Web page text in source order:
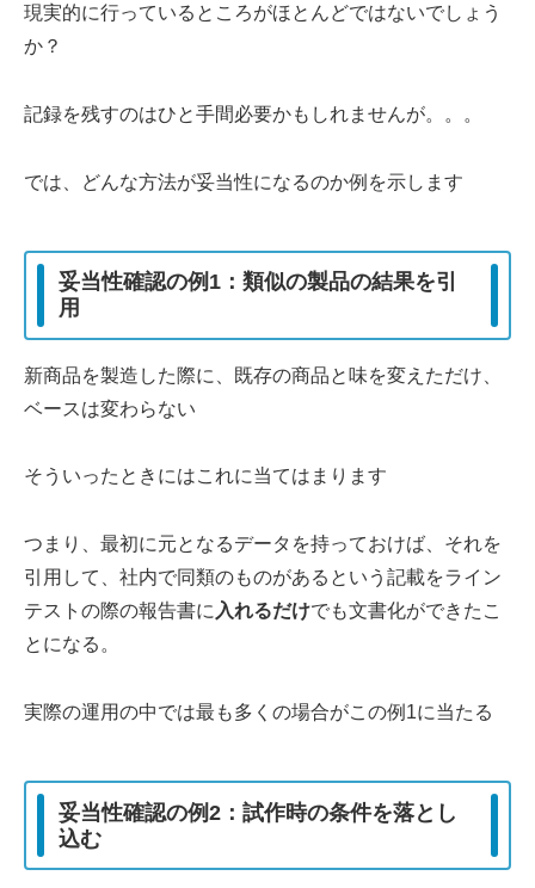
現実的に行っているところがほとんどではないでしょう
か？
記録を残すのはひと手間必要かもしれませんが。。。
では、どんな方法が妥当性になるのか例を示します
妥当性確認の例1：類似の製品の結果を引
用
新商品を製造した際に、既存の商品と味を変えただけ、
ベースは変わらない
そういったときにはこれに当てはまります
つまり、最初に元となるデータを持っておけば、それを
引用して、社内で同類のものがあるという記載をライン
テストの際の報告書に 入れるだけでも文書化ができたこ
とになる。
実際の運用の中では最も多くの場合がこの例1に当たる
妥当性確認の例2：試作時の条件を落とし
込む